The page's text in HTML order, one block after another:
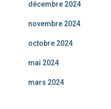
décembre 2024
novembre 2024
octobre 2024
mai 2024
mars 2024